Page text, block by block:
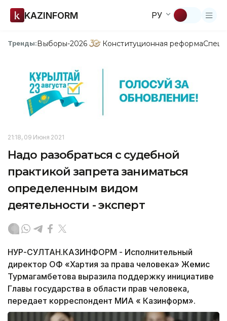
KAZINFORM РУ
Тренды:Выборы-2026 Конституционная реформа
21:18, 09 Июня 2021
Надо разобраться с судебной
практикой запрета заниматься
определенным видом
деятельности - эксперт
НУР-СУЛТАН.КАЗИНФОРМ - Исполнительный
директор ОФ «Хартия за права человека» Жемис
Турмагамбетова выразила поддержку инициативе
Главы государства в области прав человека,
передает корреспондент МИА « Казинформ».